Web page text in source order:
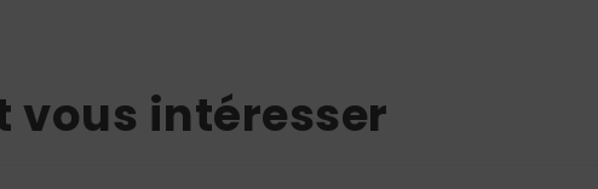
vous intéresser